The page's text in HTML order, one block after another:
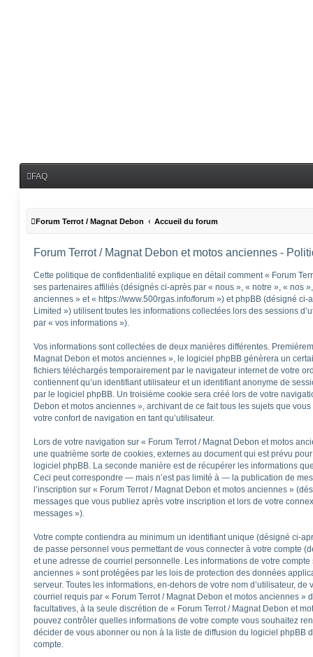
FAQ
Forum Terrot / Magnat Debon Accueil du forum
Forum Terrot / Magnat Debon et motos anciennes -
Cette politique de confidentialité explique en détail comment « Forum
ses partenaires affiliés (désignés ci-après par « nous », « notre », « nos
anciennes » et « https://www.500rgas.info/forum ») et phpBB (désigné
Limited ») utilisent toutes les informations collectées lors des sessions
par « vos informations »).
Vos informations sont collectées de deux manières différentes.
Magnat Debon et motos anciennes », le logiciel phpBB génèrera un
fichiers téléchargés temporairement par le navigateur internet de votre
contiennent qu’un identifiant utilisateur et un identifiant anonyme de
par le logiciel phpBB. Un troisième cookie sera créé lors de votre
Debon et motos anciennes », archivant de ce fait tous les sujets que
votre confort de navigation en tant qu’utilisateur.
Lors de votre navigation sur « Forum Terrot / Magnat Debon et motos
une quatrième sorte de cookies, externes au document qui est prévu
logiciel phpBB. La seconde manière est de récupérer les informations
Ceci peut correspondre — mais n’est pas limité à — la publication de
l’inscription sur « Forum Terrot / Magnat Debon et motos anciennes »
messages que vous publiez après votre inscription et lors de votre
messages »).
Votre compte contiendra au minimum un identifiant unique (désigné ci-
de passe personnel vous permettant de vous connecter à votre compte
et une adresse de courriel personnelle. Les informations de votre
anciennes » sont protégées par les lois de protection des données
serveur. Toutes les informations, en-dehors de votre nom d’utilisateur,
courriel requis par « Forum Terrot / Magnat Debon et motos anciennes »
facultatives, à la seule discrétion de « Forum Terrot / Magnat Debon et
pouvez contrôler quelles informations de votre compte vous souhaitez
décider de vous abonner ou non à la liste de diffusion du logiciel phpBB
compte.